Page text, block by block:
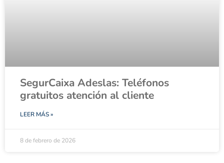
SegurCaixa Adeslas: Teléfonos
gratuitos atención al cliente
LEER MÁS »
8 de febrero de 2026